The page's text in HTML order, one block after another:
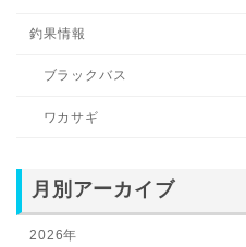
釣果情報
ブラックバス
ワカサギ
月別アーカイブ
2026年